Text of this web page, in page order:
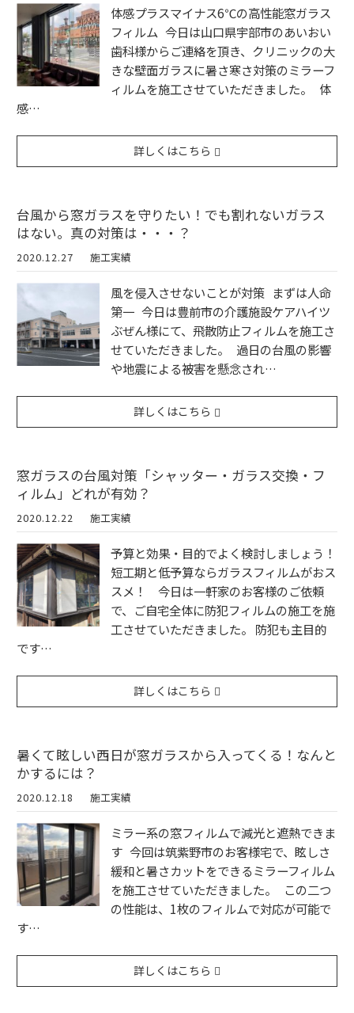
体感プラスマイナス6℃の高性能窓ガラス
フィルム 今日は山口県宇部市のあいおい
歯科様からご連絡を頂き、クリニックの大
きな壁面ガラスに暑さ寒さ対策のミラーフ
ィルムを施工させていただきました。 体
感…
詳しくはこちら
台風から窓ガラスを守りたい！でも割れないガラス
はない。真の対策は・・・？
2020.12.27 施工実績
風を侵入させないことが対策 まずは人命
第一 今日は豊前市の介護施設ケアハイツ
ぶぜん様にて、飛散防止フィルムを施工さ
せていただきました。 過日の台風の影響
や地震による被害を懸念され…
詳しくはこちら
窓ガラスの台風対策「シャッター・ガラス交換・フ
ィルム」どれが有効？
2020.12.22 施工実績
予算と効果・目的でよく検討しましょう！
短工期と低予算ならガラスフィルムがおス
スメ！ 今日は一軒家のお客様のご依頼
で、ご自宅全体に防犯フィルムの施工を施
工させていただきました。 防犯も主目的
です…
詳しくはこちら
暑くて眩しい西日が窓ガラスから入ってくる！なんと
かするには？
2020.12.18 施工実績
ミラー系の窓フィルムで減光と遮熱できま
す 今回は筑紫野市のお客様宅で、眩しさ
緩和と暑さカットをできるミラーフィルム
を施工させていただきました。 この二つ
の性能は、1枚のフィルムで対応が可能で
す…
詳しくはこちら